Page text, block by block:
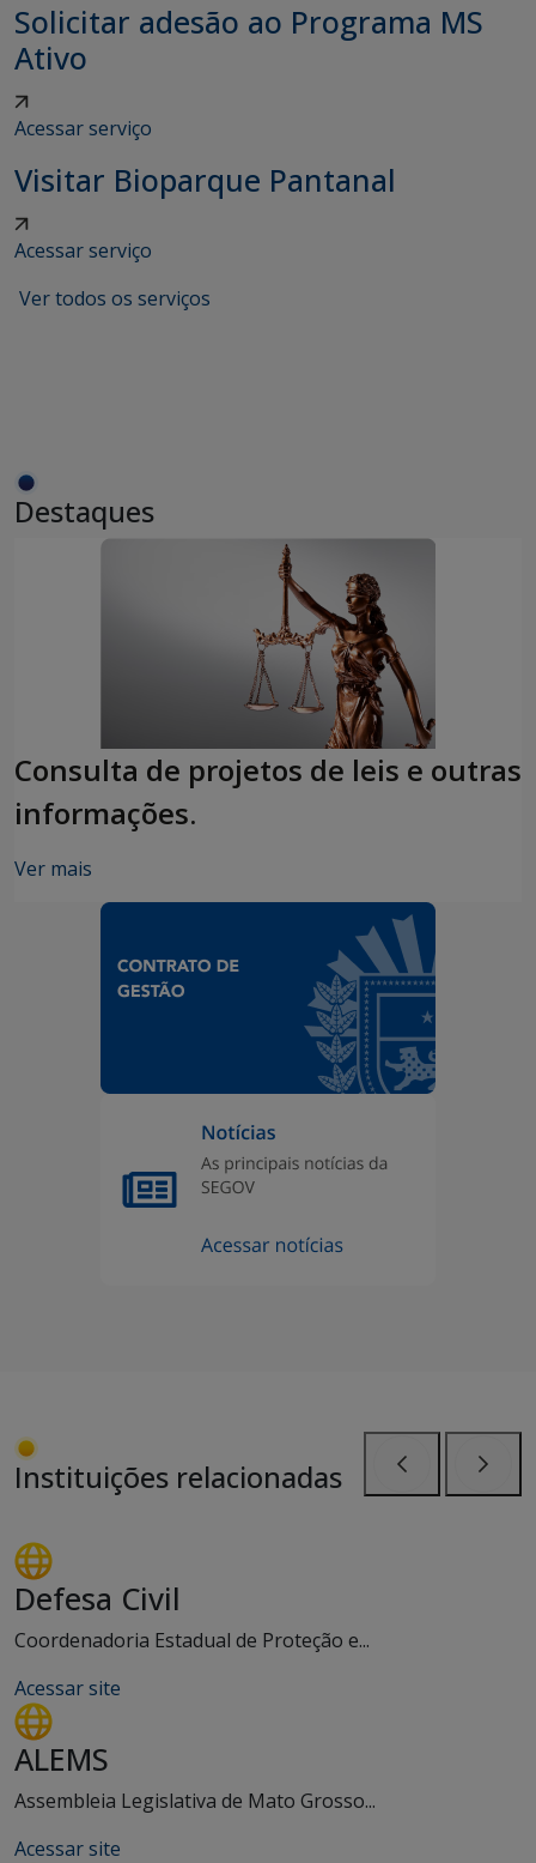
Solicitar adesão ao Programa MS
Ativo
Acessar serviço
Visitar Bioparque Pantanal
Acessar serviço
Ver todos os serviços
Destaques
Consulta de projetos de leis e outras
informações.
Ver mais
Instituições relacionadas
Defesa Civil
Coordenadoria Estadual de Proteção e...
Acessar site
ALEMS
Assembleia Legislativa de Mato Grosso...
Acessar site